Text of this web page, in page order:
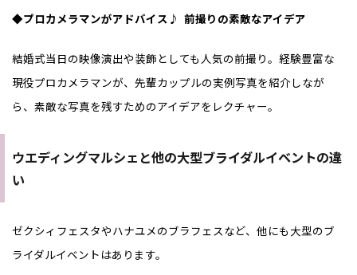
◆プロカメラマンがアドバイス♪ 前撮りの素敵なアイデア
結婚式当日の映像演出や装飾としても人気の前撮り。経験豊富な
現役プロカメラマンが、先輩カップルの実例写真を紹介しなが
ら、素敵な写真を残すためのアイデアをレクチャー。
ウエディングマルシェと他の大型ブライダルイベントの違
い
ゼクシィフェスタやハナユメのブラフェスなど、他にも大型のブ
ライダルイベントはあります。